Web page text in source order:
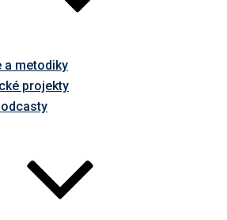
a metodiky
projekty